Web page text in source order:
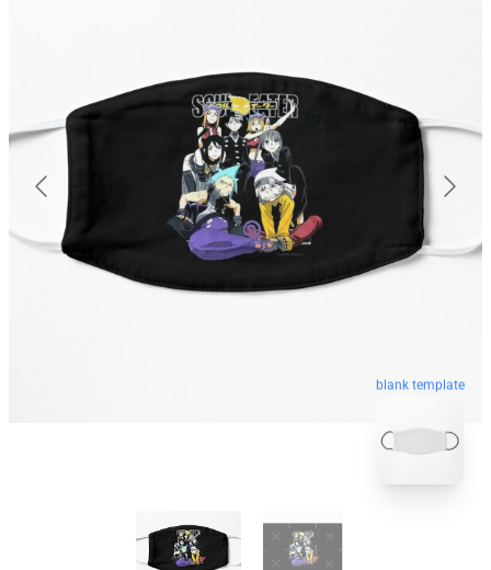
blank template